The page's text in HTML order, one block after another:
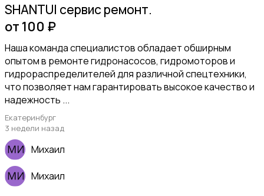
SHANTUI сервис ремонт.
от 100 ₽
Наша команда специалистов обладает обширным
опытом в ремонте гидронасосов, гидромоторов и
гидрораспределителей для различной спецтехники,
что позволяет нам гарантировать высокое качество и
надежность ...
Екатеринбург
3 недели назад
Михаил
Михаил